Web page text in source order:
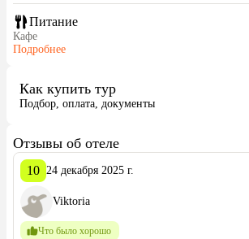
Питание
Кафе
Подробнее
Как купить тур
Подбор, оплата, документы
Отзывы об отеле
10 24 декабря 2025 г.
Viktoria
Что было хорошо